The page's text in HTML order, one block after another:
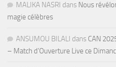
MALIKA NASRI dans Nous
magie célèbres
ANSUMOU BILALI dans CAN
– Match d’Ouverture Live ce